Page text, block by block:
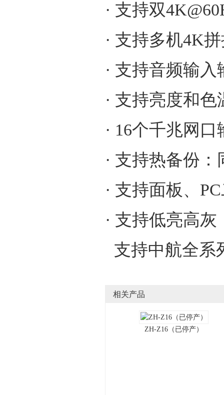
· 支持双
· 支持多机4K
· 支持音频输入
· 支持亮度和色
· 16个千兆网
· 支持热备份
· 支持面板、
· 支持低亮高灰
支持中航全系
相关产品
ZH-Z16（已停产）